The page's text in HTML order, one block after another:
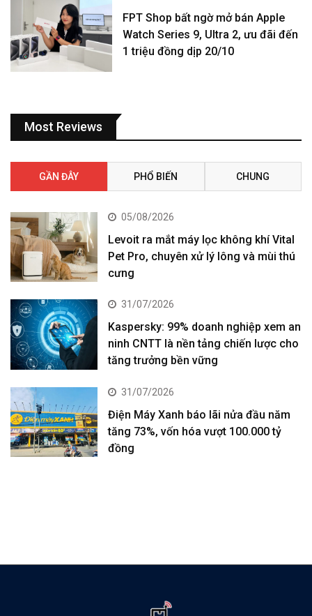
FPT Shop bất ngờ mở bán Apple
Watch Series 9, Ultra 2, ưu đãi đến
1 triệu đồng dịp 20/10
Most Reviews
GẦN ĐÂY PHỔ BIẾN CHUNG
05/08/2026
Levoit ra mắt máy lọc không khí Vital
Pet Pro, chuyên xử lý lông và mùi thú
cưng
31/07/2026
Kaspersky: 99% doanh nghiệp xem an
ninh CNTT là nền tảng chiến lược cho
tăng trưởng bền vững
31/07/2026
Điện Máy Xanh báo lãi nửa đầu năm
tăng 73%, vốn hóa vượt 100.000 tỷ
đồng